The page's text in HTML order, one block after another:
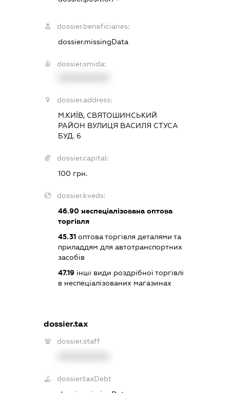
dossier.beneficiaries:
dossier.missingData
dossier.smida:
dossier.address:
М.КИЇВ, СВЯТОШИНСЬКИЙ
РАЙОН ВУЛИЦЯ ВАСИЛЯ СТУСА
БУД. 6
dossier.capital:
100 грн.
dossier.kveds:
46.90 неспеціалізована оптова
торгівля
45.31 оптова торгівля деталями та
приладдям для автотранспортних
засобів
47.19 інші види роздрібної торгівлі
в неспеціалізованих магазинах
dossier.tax
dossier.staff
dossier.taxDebt